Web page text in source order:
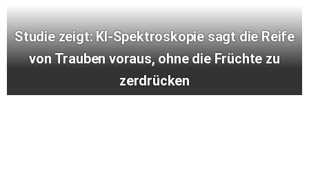
Studie zeigt: KI-Spektroskopie sagt die Reife
von Trauben voraus, ohne die Früchte zu
zerdrücken